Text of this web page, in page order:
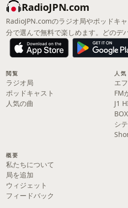
RadioJPN.com
RadioJPN.comのラジオ局やポッドキ
分で選んで無料で楽しめます。どのデ
閲覧
ラジオ局
ポッドキャスト
人気の曲
人気
エ
FM
J1
シ
概要
私たちについて
局を追加
ウィジェット
フィードバック